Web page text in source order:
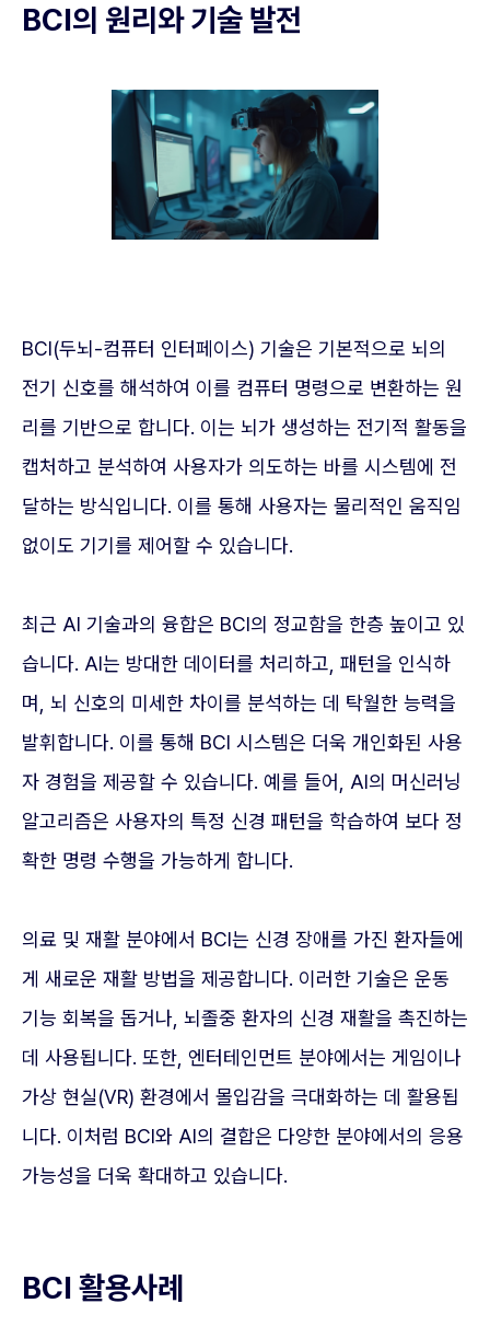
BCI의 원리와 기술 발전
BCI(두뇌-컴퓨터 인터페이스) 기술은 기본적으로 뇌의
전기 신호를 해석하여 이를 컴퓨터 명령으로 변환하는 원
리를 기반으로 합니다. 이는 뇌가 생성하는 전기적 활동을
캡처하고 분석하여 사용자가 의도하는 바를 시스템에 전
달하는 방식입니다. 이를 통해 사용자는 물리적인 움직임
없이도 기기를 제어할 수 있습니다.
최근 AI 기술과의 융합은 BCI의 정교함을 한층 높이고 있
습니다. AI는 방대한 데이터를 처리하고, 패턴을 인식하
며, 뇌 신호의 미세한 차이를 분석하는 데 탁월한 능력을
발휘합니다. 이를 통해 BCI 시스템은 더욱 개인화된 사용
자 경험을 제공할 수 있습니다. 예를 들어, AI의 머신러닝
알고리즘은 사용자의 특정 신경 패턴을 학습하여 보다 정
확한 명령 수행을 가능하게 합니다.
의료 및 재활 분야에서 BCI는 신경 장애를 가진 환자들에
게 새로운 재활 방법을 제공합니다. 이러한 기술은 운동
기능 회복을 돕거나, 뇌졸중 환자의 신경 재활을 촉진하는
데 사용됩니다. 또한, 엔터테인먼트 분야에서는 게임이나
가상 현실(VR) 환경에서 몰입감을 극대화하는 데 활용됩
니다. 이처럼 BCI와 AI의 결합은 다양한 분야에서의 응용
가능성을 더욱 확대하고 있습니다.
BCI 활용사례